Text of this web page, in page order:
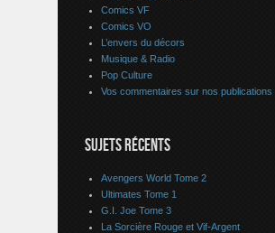
Comics VF
Comics VO
L’envers du décors
Musique & Radio
Pop Culture
Vos commentaires sur nos publications
SUJETS RÉCENTS
Avengers World Tome 2
Ultimates Tome 1
G.I. Joe Tome 3
La Sorcière Rouge et Vif-Argent